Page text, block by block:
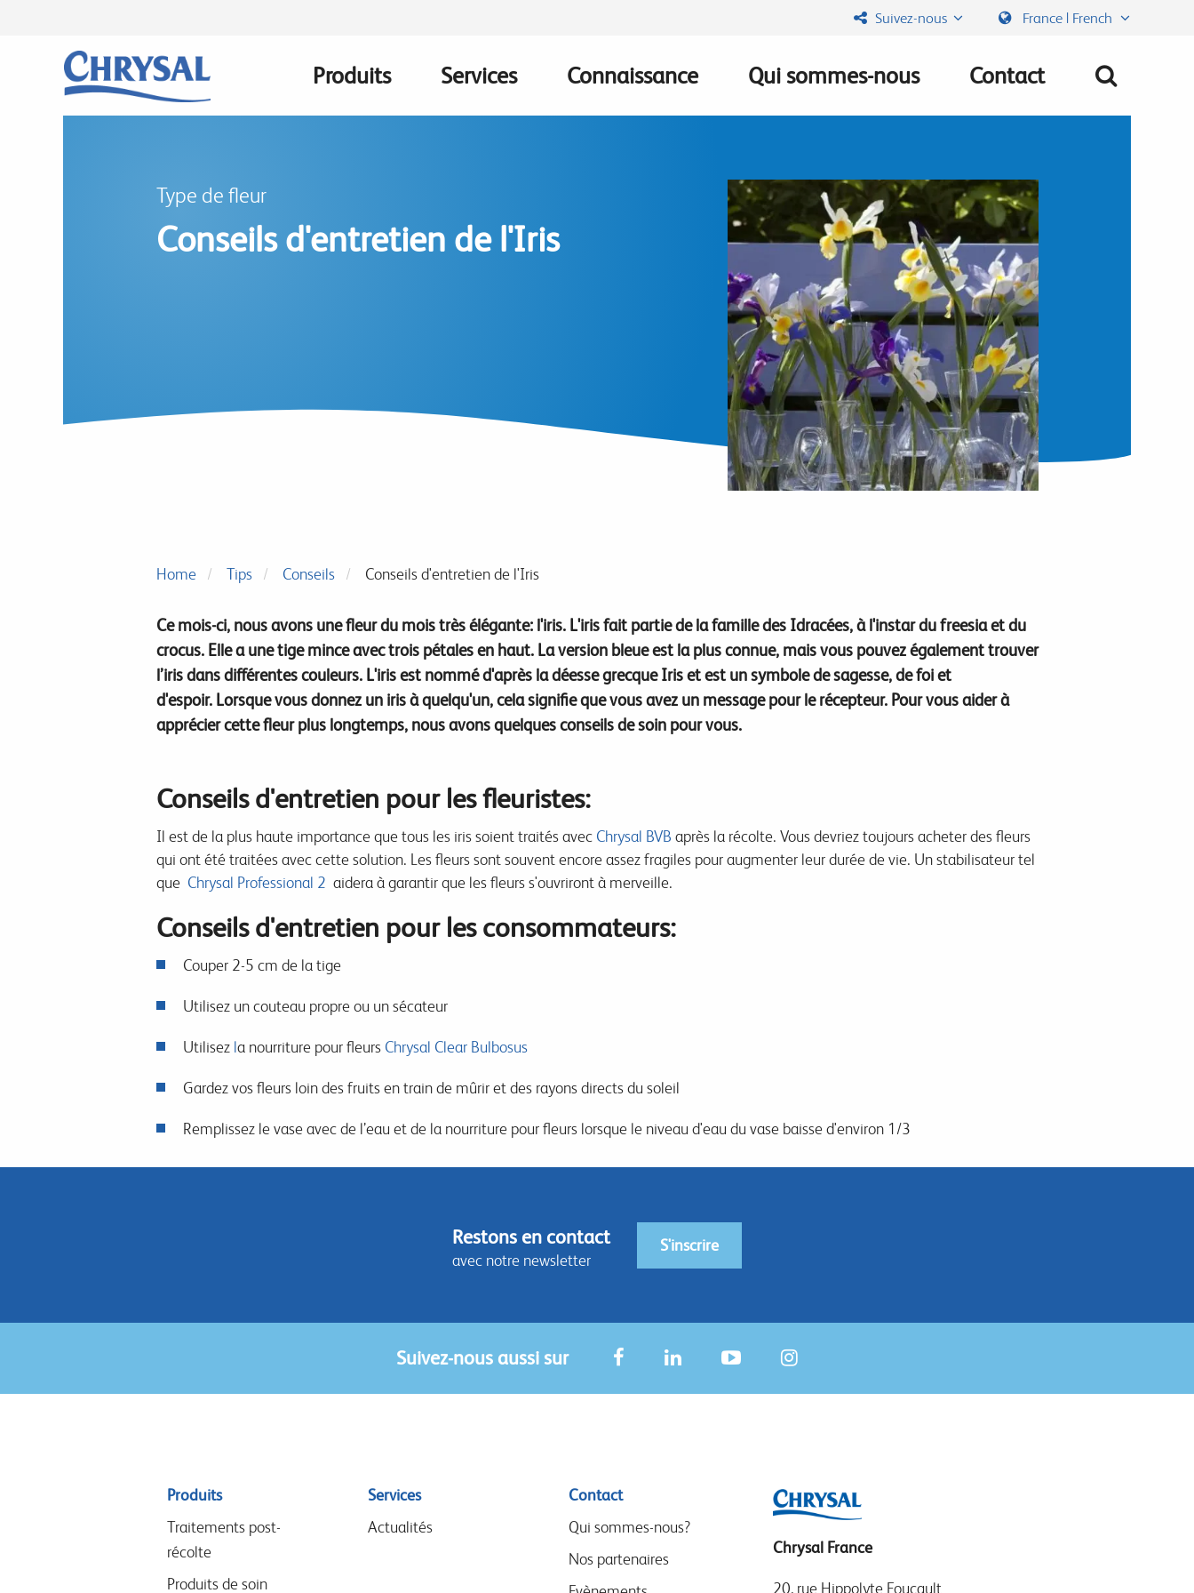
Suivez-nous France | French
Main
Produits Services Connaissance Qui sommes-nous Contact
Type de fleur
Conseils d'entretien de l'Iris
Home Tips Conseils Conseils d'entretien de l'Iris
Ce mois-ci, nous avons une fleur du mois très élégante: l'iris. L'iris fait partie de la famille des Idracées, à l'instar du freesia et du
crocus. Elle a une tige mince avec trois pétales en haut. La version bleue est la plus connue, mais vous pouvez également trouver
l’iris dans différentes couleurs. L'iris est nommé d'après la déesse grecque Iris et est un symbole de sagesse, de foi et
d'espoir. Lorsque vous donnez un iris à quelqu'un, cela signifie que vous avez un message pour le récepteur. Pour vous aider à
apprécier cette fleur plus longtemps, nous avons quelques conseils de soin pour vous.
Conseils d'entretien pour les fleuristes:
Il est de la plus haute importance que tous les iris soient traités avec Chrysal BVB après la récolte. Vous devriez toujours acheter des fleurs
qui ont été traitées avec cette solution. Les fleurs sont souvent encore assez fragiles pour augmenter leur durée de vie. Un stabilisateur tel
que Chrysal Professional 2 aidera à garantir que les fleurs s'ouvriront à merveille.
Conseils d'entretien pour les consommateurs:
Couper 2-5 cm de la tige
Utilisez un couteau propre ou un sécateur
Utilisez la nourriture pour fleurs Chrysal Clear Bulbosus
Gardez vos fleurs loin des fruits en train de mûrir et des rayons directs du soleil
Remplissez le vase avec de l’eau et de la nourriture pour fleurs lorsque le niveau d'eau du vase baisse d'environ 1/3
Restons en contact
avec notre newsletter
S'inscrire
Suivez-nous aussi sur
Sitemap
menu
Produits
Traitements post-
récolte
Produits de soin
Services
Actualités
Contact
Qui sommes-nous?
Nos partenaires
Chrysal France
20, rue Hippolyte Foucault